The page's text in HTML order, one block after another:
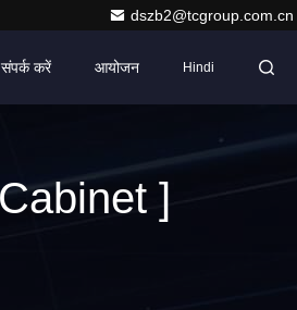
dszb2@tcgroup.com.cn
संपर्क करें आयोजन Hindi
]